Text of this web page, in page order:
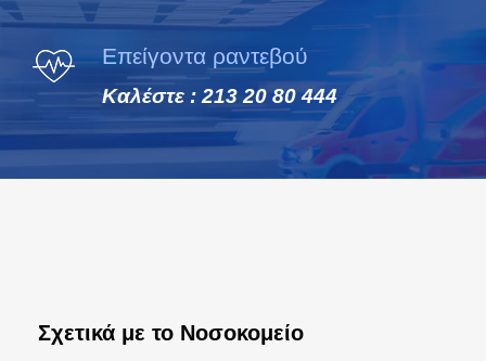
Επείγοντα ραντεβού
Καλέστε : 213 20 80 444
Σχετικά με το Νοσοκομείο